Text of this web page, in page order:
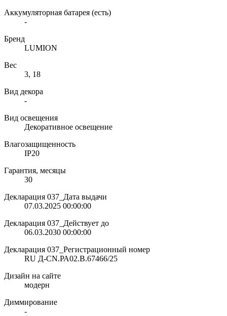
Аккумуляторная батарея (есть)
-
Бренд
LUMION
Вес
3, 18
Вид декора
-
Вид освещения
Декоративное освещение
Влагозащищенность
IP20
Гарантия, месяцы
30
Декларация 037_Дата выдачи
07.03.2025 00:00:00
Декларация 037_Действует до
06.03.2030 00:00:00
Декларация 037_Регистрационный номер
RU Д-CN.РА02.В.67466/25
Дизайн на сайте
модерн
Диммирование
-